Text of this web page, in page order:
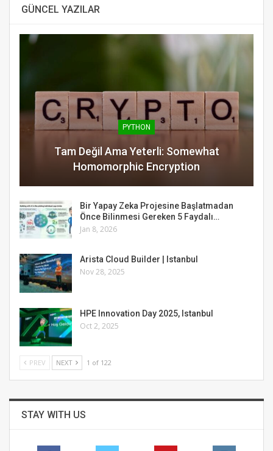
GÜNCEL YAZILAR
PYTHON
Tam Değil Ama Yeterli: Somewhat
Homomorphic Encryption
Bir Yapay Zeka Projesine Başlatmadan
Önce Bilinmesi Gereken 5 Faydalı…
Jan 8, 2026
Arista Cloud Builder | Istanbul
Nov 28, 2025
HPE Innovation Day 2025, Istanbul
Oct 2, 2025
PREV NEXT 1 of 122
STAY WITH US